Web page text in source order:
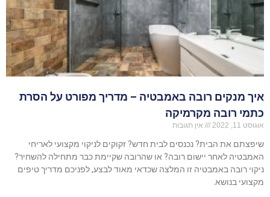
איך מנקים רובה באמבטיה – מדריך מפורט על הסרת
כתמי רובה מקרמיקה
אוגוסט 11, 2022 אין תגובות
שיפצתם את הבית? נכנסים לבית חדש? זקוקים לניקוי מקצועי לאריחי
האמבטיה לאחר יישום רובה? או שהרובה שקיימת כבר מתחילה להשחיר?
ניקוי רובה באמבטיה זו המלצה שכדאי מאוד לבצע, לפניכם מדריך טיפים
מקצועי בנושא.